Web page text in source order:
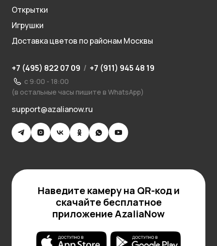
Открытки
Игрушки
Доставка цветов по районам Москвы
+7 (495) 822 07 09 / +7 (911) 945 48 19
с 9:00 - 18:00
(в остальные часы пишите в WhatsApp)
support@azalianow.ru
Наведите камеру на QR-код и
скачайте бесплатное
приложение AzaliaNow